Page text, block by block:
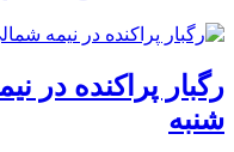
رگبار پراکنده در
شنبه